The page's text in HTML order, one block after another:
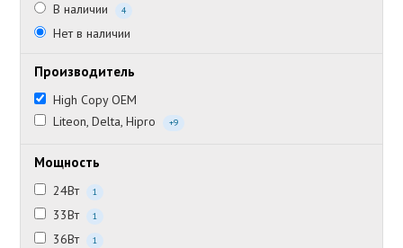
В наличии 4
Нет в наличии
Производитель
High Copy OEM
Liteon, Delta, Hipro
+9
Мощность
24Вт 1
33Вт 1
36Вт 1